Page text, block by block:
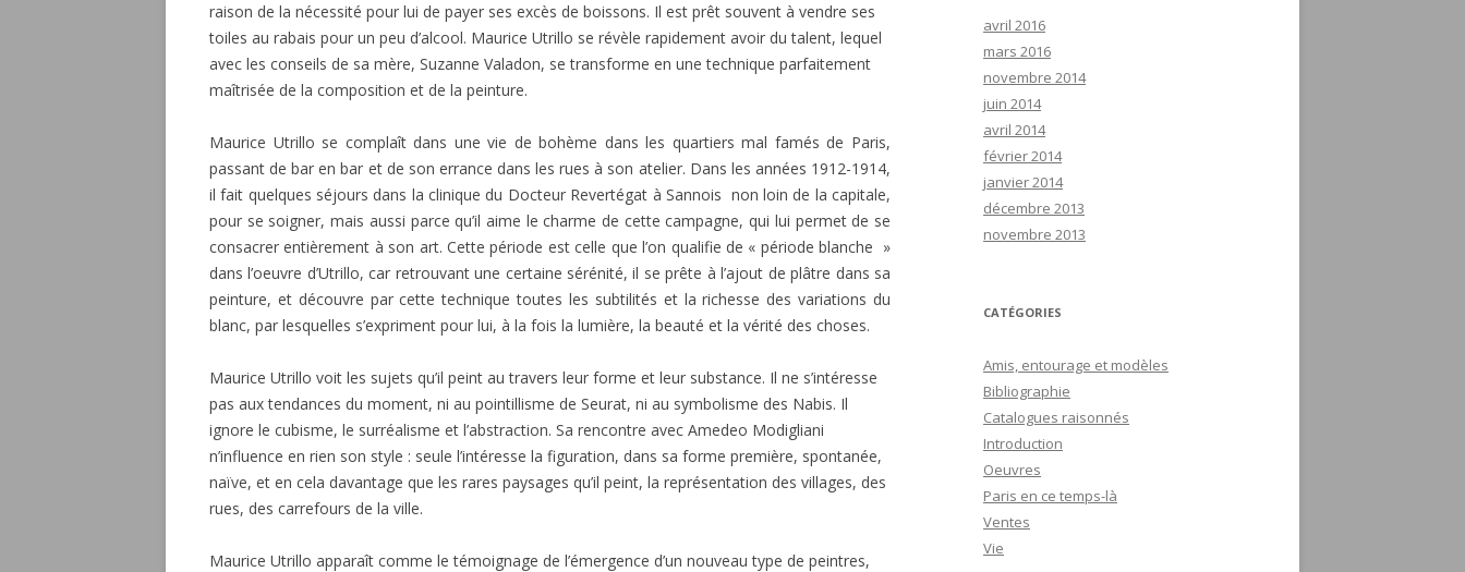
raison de la nécessité pour lui de payer ses excès de boissons. Il est prêt souvent à vendre ses
toiles au rabais pour un peu d’alcool. Maurice Utrillo se révèle rapidement avoir du talent, lequel
avec les conseils de sa mère, Suzanne Valadon, se transforme en une technique parfaitement
maîtrisée de la composition et de la peinture.
Maurice Utrillo se complaît dans une vie de bohème dans les quartiers mal famés de Paris,
passant de bar en bar et de son errance dans les rues à son atelier. Dans les années 1912-1914,
il fait quelques séjours dans la clinique du Docteur Revertégat à Sannois non loin de la capitale,
pour se soigner, mais aussi parce qu’il aime le charme de cette campagne, qui lui permet de se
consacrer entièrement à son art. Cette période est celle que l’on qualifie de « période blanche »
dans l’oeuvre d’Utrillo, car retrouvant une certaine sérénité, il se prête à l’ajout de plâtre dans sa
peinture, et découvre par cette technique toutes les subtilités et la richesse des variations du
blanc, par lesquelles s’expriment pour lui, à la fois la lumière, la beauté et la vérité des choses.
Maurice Utrillo voit les sujets qu’il peint au travers leur forme et leur substance. Il ne s’intéresse
pas aux tendances du moment, ni au pointillisme de Seurat, ni au symbolisme des Nabis. Il
ignore le cubisme, le surréalisme et l’abstraction. Sa rencontre avec Amedeo Modigliani
n’influence en rien son style : seule l’intéresse la figuration, dans sa forme première, spontanée,
naïve, et en cela davantage que les rares paysages qu’il peint, la représentation des villages, des
rues, des carrefours de la ville.
Maurice Utrillo apparaît comme le témoignage de l’émergence d’un nouveau type de peintres,
avril 2016
mars 2016
novembre 2014
juin 2014
avril 2014
février 2014
janvier 2014
décembre 2013
novembre 2013
CATÉGORIES
Amis, entourage et modèles
Bibliographie
Catalogues raisonnés
Introduction
Oeuvres
Paris en ce temps-là
Ventes
Vie